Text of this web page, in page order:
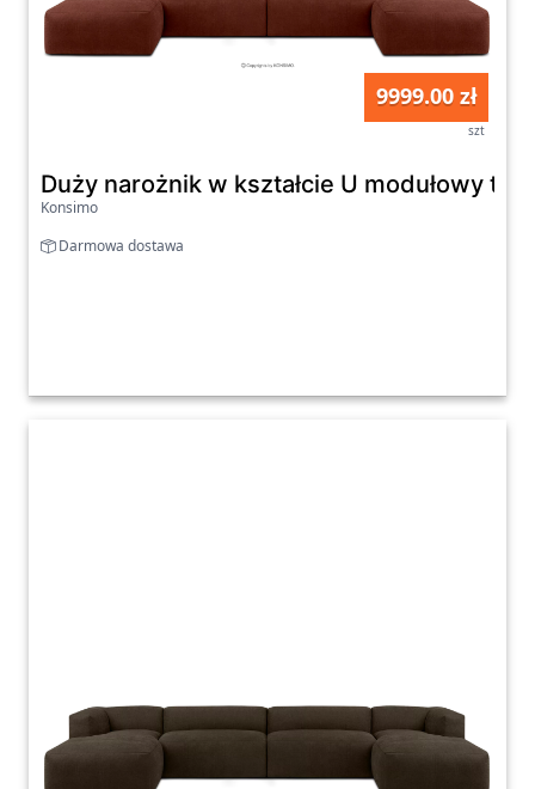
9999.00 zł
szt
Duży narożnik w kształcie U modułowy
Konsimo
Darmowa dostawa